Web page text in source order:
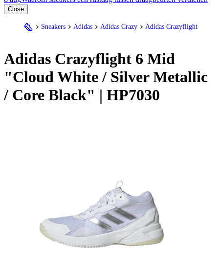
Close
Sneakers Adidas Adidas Crazy Adidas Crazyflight
Adidas Crazyflight 6 Mid
"Cloud White / Silver Metallic
/ Core Black" | HP7030